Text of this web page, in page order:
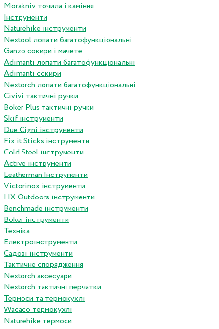
Morakniv точила і каміння
Інструменти
Naturehike інструменти
Nextool лопати багатофункціональні
Ganzo сокири і мачете
Adimanti лопати багатофункціональні
Adimanti сокири
Nextorch лопати багатофункціональні
Сivivi тактичні ручки
Boker Plus тактичні ручки
Skif інструменти
Due Cigni інструменти
Fix it Sticks інструменти
Сold Steel інструменти
Active інструменти
Leatherman Інструменти
Victorinox інструменти
HX Outdoors інструменти
Benchmade інструменти
Boker інструменти
Техніка
Електроінструменти
Садові інструменти
Тактичне спорядження
Nextorch аксесуари
Nextorch тактичні перчатки
Термоси та термокухлі
Wacaco термокухлі
Naturehike термоси